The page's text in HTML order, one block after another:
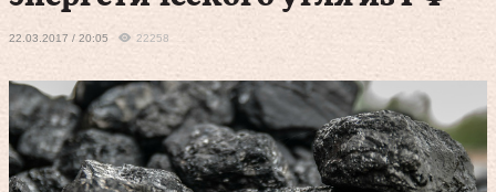
22.03.2017 / 20:05 22258